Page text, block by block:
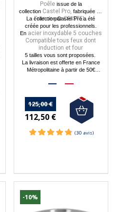
Poêle issue de la
collection Castel Pro, fabriquée en
FranceparCRISTEL.
La collection Castel Pro a été
créée pour les professionnels.
En acier inoxydable 5 couches
Compatible tous feux dont
induction et four
5 tailles vous sont proposées.
La livraison est offerte en France
Métropolitaine à partir de 50€
125,00 €
112,50 €
-10%